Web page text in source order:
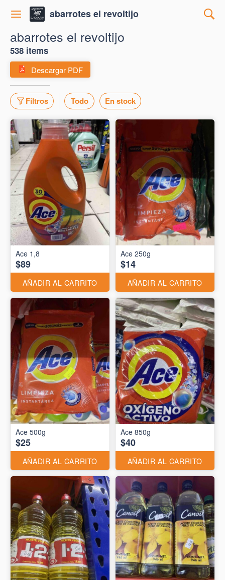
abarrotes el revoltijo
abarrotes el revoltijo
538 items
Descargar PDF
Filtros Todo En stock
Ace 1,8
$89
AÑADIR AL CARRITO
Ace 250g
$14
AÑADIR AL CARRITO
Ace 500g
$25
AÑADIR AL CARRITO
Ace 850g
$40
AÑADIR AL CARRITO